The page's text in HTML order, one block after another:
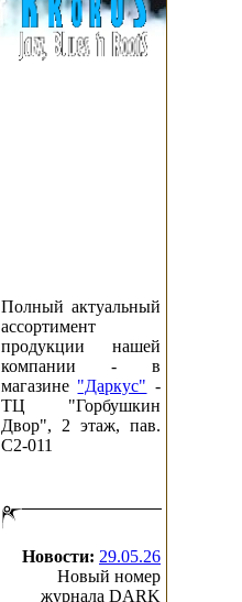
Полный актуальный
ассортимент
продукции нашей
компании - в
магазине "Даркус" -
ТЦ "Горбушкин
Двор", 2 этаж, пав.
C2-011
Новости: 29.05.26
Новый номер
журнала DARK